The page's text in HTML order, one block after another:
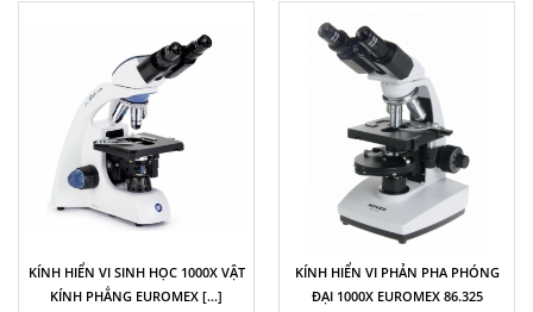
KÍNH HIỂN VI SINH HỌC 1000X VẬT
KÍNH PHẲNG EUROMEX [...]
KÍNH HIỂN VI PHẢN PHA PHÓNG
ĐẠI 1000X EUROMEX 86.325